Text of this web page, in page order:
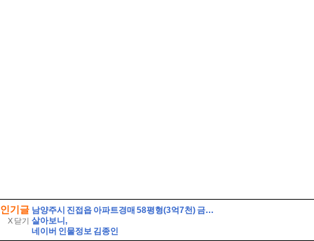
인기글
X 닫기
남양주시 진접읍 아파트경매 58평형(3억7천) 금곡리 해밀초등학교인근 신영지웰 10층 유찰2회 급매시세 남양주진접신영지웰아파트 부동산경매 매매
살아보니,
네이버 인물정보 김종인